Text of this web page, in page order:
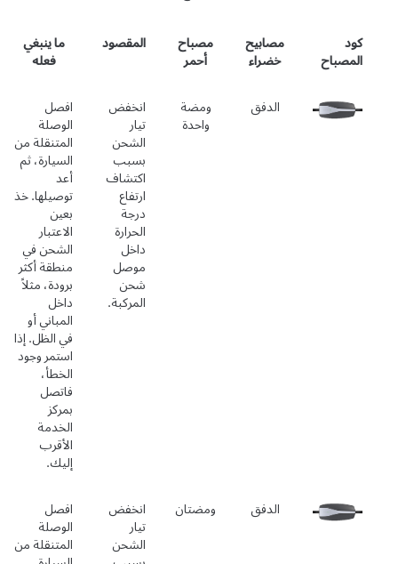
المصباح
مصابيح
خضراء
مصباح
أحمر
المقصود
ما ينبغي
فعله
الدفق
ومضة
واحدة
انخفض
الشحن
بسبب
اكتشاف
ارتفاع
درجة
الحرارة
داخل
موصل
شحن
المركبة.
افصل
الوصلة
المتنقلة من
السيارة، ثم
توصيلها. خذ
بعين
الاعتبار
الشحن في
منطقة أكثر
برودة، مثلاً
داخل
المباني أو
في الظل. إذا
استمر وجود
الخطأ،
فاتصل
بمركز
الخدمة
الأقرب
إليك.
الدفق ومضتان
انخفض
الشحن
افصل
الوصلة
المتنقلة من